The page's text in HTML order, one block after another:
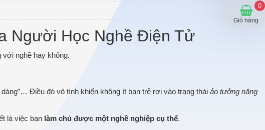
Người Học Nghề Điện Tử
với nghề hay không.
dàng”… Điều đó vô tình khiến không ít bạn trẻ rơi vào trạng thái ảo tưởng năng
là việc bạn làm chủ được một nghề nghiệp cụ thể.
Giỏ hàng
0